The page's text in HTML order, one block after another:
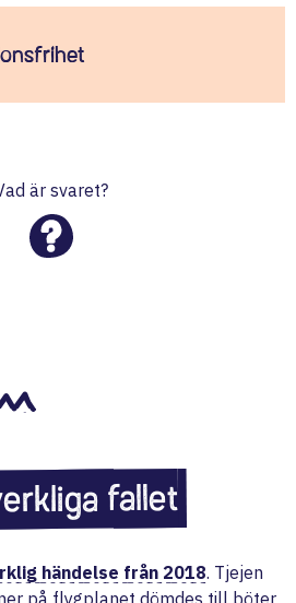
är svaret?
fallet
händelse från 2018. Tjejen
på flygplanet dömdes till böter